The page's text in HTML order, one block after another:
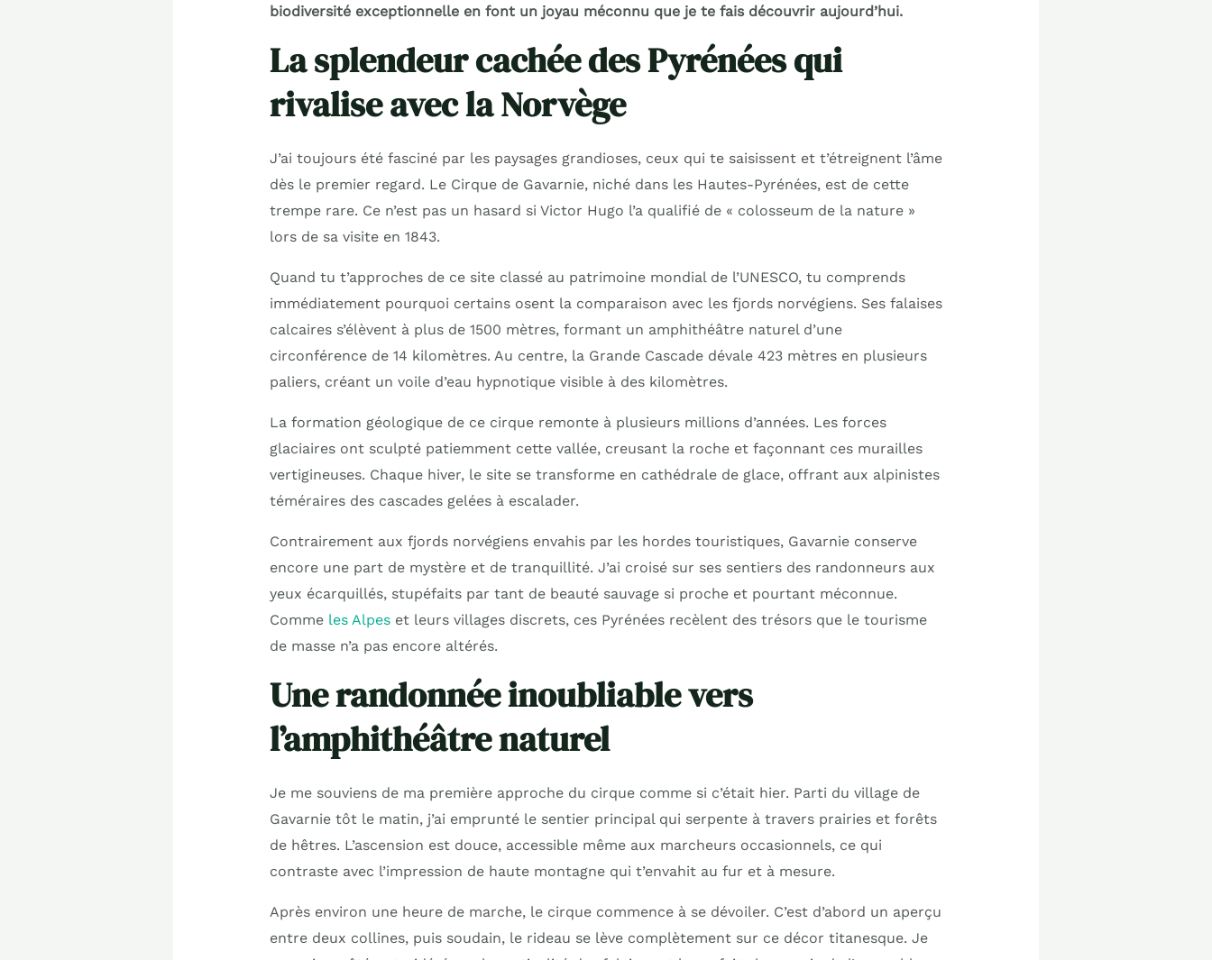
biodiversité exceptionnelle en font un joyau méconnu que je te fais découvrir aujourd’hui.
La splendeur cachée des Pyrénées qui
rivalise avec la Norvège
J’ai toujours été fasciné par les paysages grandioses, ceux qui te saisissent et t’étreignent l’âme
dès le premier regard. Le Cirque de Gavarnie, niché dans les Hautes-Pyrénées, est de cette
trempe rare. Ce n’est pas un hasard si Victor Hugo l’a qualifié de « colosseum de la nature »
lors de sa visite en 1843.
Quand tu t’approches de ce site classé au patrimoine mondial de l’UNESCO, tu comprends
immédiatement pourquoi certains osent la comparaison avec les fjords norvégiens. Ses falaises
calcaires s’élèvent à plus de 1500 mètres, formant un amphithéâtre naturel d’une
circonférence de 14 kilomètres. Au centre, la Grande Cascade dévale 423 mètres en plusieurs
paliers, créant un voile d’eau hypnotique visible à des kilomètres.
La formation géologique de ce cirque remonte à plusieurs millions d’années. Les forces
glaciaires ont sculpté patiemment cette vallée, creusant la roche et façonnant ces murailles
vertigineuses. Chaque hiver, le site se transforme en cathédrale de glace, offrant aux alpinistes
téméraires des cascades gelées à escalader.
Contrairement aux fjords norvégiens envahis par les hordes touristiques, Gavarnie conserve
encore une part de mystère et de tranquillité. J’ai croisé sur ses sentiers des randonneurs aux
yeux écarquillés, stupéfaits par tant de beauté sauvage si proche et pourtant méconnue.
Comme les Alpeset leurs villages discrets, ces Pyrénées recèlent des trésors que le tourisme
de masse n’a pas encore altérés.
Une randonnée inoubliable vers
l’amphithéâtre naturel
Je me souviens de ma première approche du cirque comme si c’était hier. Parti du village de
Gavarnie tôt le matin, j’ai emprunté le sentier principal qui serpente à travers prairies et forêts
de hêtres. L’ascension est douce, accessible même aux marcheurs occasionnels, ce qui
contraste avec l’impression de haute montagne qui t’envahit au fur et à mesure.
Après environ une heure de marche, le cirque commence à se dévoiler. C’est d’abord un aperçu
entre deux collines, puis soudain, le rideau se lève complètement sur ce décor titanesque. Je